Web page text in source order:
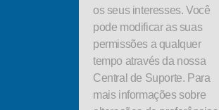
os seus interesses. Você
pode modificar as suas
permissões a qualquer
tempo através da nossa
Central de Suporte. Para
mais informações sobre